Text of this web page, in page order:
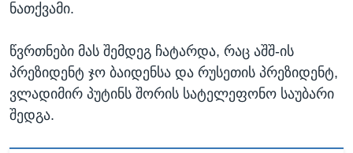
ნათქვამი.
წვრთნები მას შემდეგ ჩატარდა, რაც აშშ-ის
პრეზიდენტ ჯო ბაიდენსა და რუსეთის პრეზიდენტ,
ვლადიმირ პუტინს შორის სატელეფონო საუბარი
შედგა.